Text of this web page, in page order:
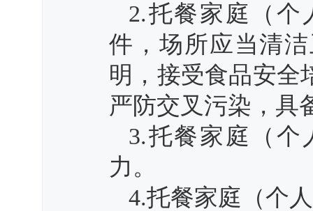
2.托餐家庭（个
件，场所应当清
明，接受食品安全
严防交叉污染，具
3.托餐家庭（个
力。
4.托餐家庭（个